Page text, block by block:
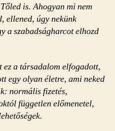
is. Ahogyan mi nem
ellened, úgy nekünk
a szabadságharcot elhozd
a társadalom elfogadott,
egy olyan életre, ami neked
normális fizetés,
független előmenetel,